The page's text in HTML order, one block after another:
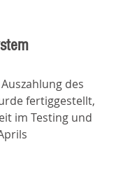
des
fertiggestellt,
im Testing und